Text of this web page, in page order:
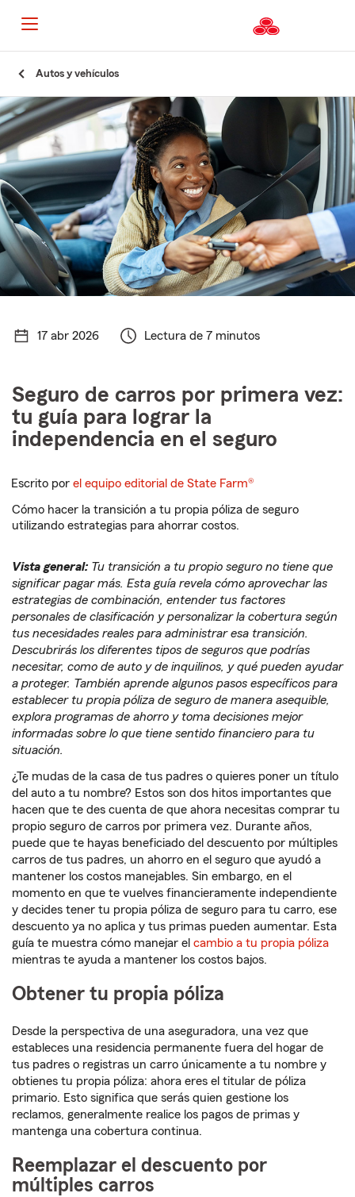
Autos y vehículos
17 abr 2026 Lectura de 7 minutos
Seguro de carros por primera vez:
tu guía para lograr la
independencia en el seguro
Escrito porel equipo editorial de State Farm®
Cómo hacer la transición a tu propia póliza de seguro
utilizando estrategias para ahorrar costos.
Vista general: Tu transición a tu propio seguro no tiene que
significar pagar más. Esta guía revela cómo aprovechar las
estrategias de combinación, entender tus factores
personales de clasificación y personalizar la cobertura según
tus necesidades reales para administrar esa transición.
Descubrirás los diferentes tipos de seguros que podrías
necesitar, como de auto y de inquilinos, y qué pueden ayudar
a proteger. También aprende algunos pasos específicos para
establecer tu propia póliza de seguro de manera asequible,
explora programas de ahorro y toma decisiones mejor
informadas sobre lo que tiene sentido financiero para tu
situación.
¿Te mudas de la casa de tus padres o quieres poner un título
del auto a tu nombre? Estos son dos hitos importantes que
hacen que te des cuenta de que ahora necesitas comprar tu
propio seguro de carros por primera vez. Durante años,
puede que te hayas beneficiado del descuento por múltiples
carros de tus padres, un ahorro en el seguro que ayudó a
mantener los costos manejables. Sin embargo, en el
momento en que te vuelves financieramente independiente
y decides tener tu propia póliza de seguro para tu carro, ese
descuento ya no aplica y tus primas pueden aumentar. Esta
guía te muestra cómo manejar el cambio a tu propia póliza
mientras te ayuda a mantener los costos bajos.
Obtener tu propia póliza
Desde la perspectiva de una aseguradora, una vez que
estableces una residencia permanente fuera del hogar de
tus padres o registras un carro únicamente a tu nombre y
obtienes tu propia póliza: ahora eres el titular de póliza
primario. Esto significa que serás quien gestione los
reclamos, generalmente realice los pagos de primas y
mantenga una cobertura continua.
Reemplazar el descuento por
múltiples carros